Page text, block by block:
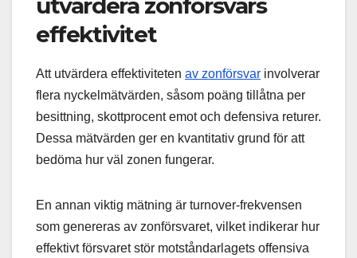
utvärdera zonförsvars
effektivitet
Att utvärdera effektiviteten av zonförsvar involverar
flera nyckelmätvärden, såsom poäng tillåtna per
besittning, skottprocent emot och defensiva returer.
Dessa mätvärden ger en kvantitativ grund för att
bedöma hur väl zonen fungerar.
En annan viktig mätning är turnover-frekvensen
som genereras av zonförsvaret, vilket indikerar hur
effektivt försvaret stör motståndarlagets offensiva